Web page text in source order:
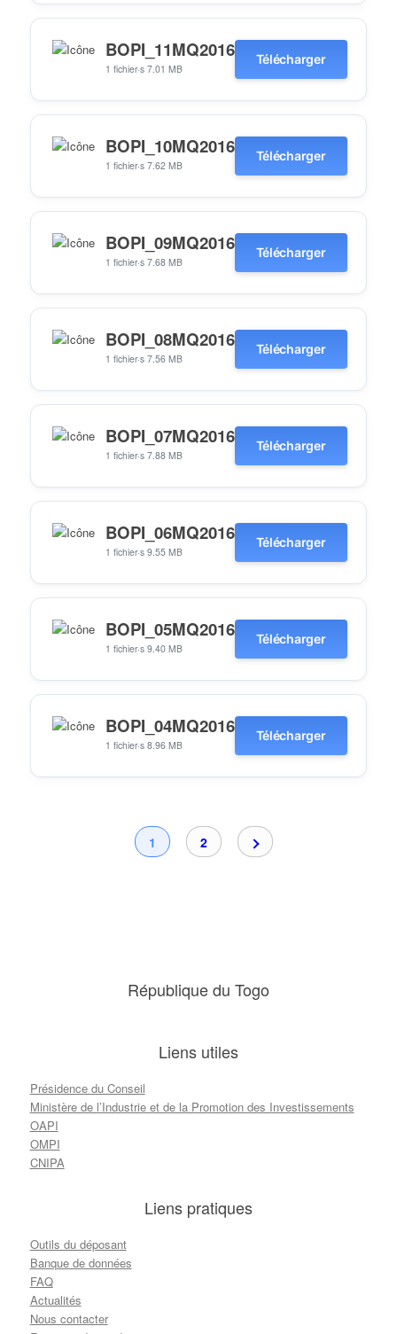
BOPI_11MQ2016
1 fichier·s 7.01 MB
Télécharger
BOPI_10MQ2016
1 fichier·s 7.62 MB
Télécharger
BOPI_09MQ2016
1 fichier·s 7.68 MB
Télécharger
BOPI_08MQ2016
1 fichier·s 7.56 MB
Télécharger
BOPI_07MQ2016
1 fichier·s 7.88 MB
Télécharger
BOPI_06MQ2016
1 fichier·s 9.55 MB
Télécharger
BOPI_05MQ2016
1 fichier·s 9.40 MB
Télécharger
BOPI_04MQ2016
1 fichier·s 8.96 MB
Télécharger
1 2
République du Togo
Liens utiles
Présidence du Conseil
Ministère de l’Industrie et de la Promotion des Investissements
OAPI
OMPI
CNIPA
Liens pratiques
Outils du déposant
Banque de données
FAQ
Actualités
Nous contacter